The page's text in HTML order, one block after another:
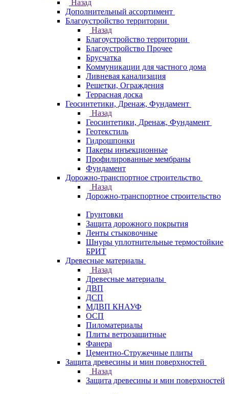
Назад
Дополнительный ассортимент
Благоустройство территории
Назад
Благоустройство территории
Благоустройство Прочее
Брусчатка
Коммуникации для частного дома
Ливневая канализация
Решетки, Ограждения
Террасная доска
Геосинтетики, Дренаж, Фундамент
Назад
Геосинтетики, Дренаж, Фундамент
Геотекстиль
Гидрошпонки
Пакеры инъекционные
Профилированные мембраны
Фундамент
Дорожно-транспортное строительство
Назад
Дорожно-транспортное строительство
Грунтовки
Защита дорожного покрытия
Ленты стыковочные
Шнуры уплотнительные термостойкие
БРИТ
Древесные материалы
Назад
Древесные материалы
ДВП
ДСП
МДВП КНАУФ
ОСП
Пиломатериалы
Плиты ветрозащитные
Фанера
Цементно-Стружечные плиты
Защита древесины и мин поверхностей
Назад
Защита древесины и мин поверхностей